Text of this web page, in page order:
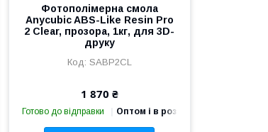
Фотополімерна смола
Anycubic ABS-Like Resin Pro
2 Clear, прозора, 1кг, для 3D-
друку
SABP2CL
1 870 ₴
Готово до відправки Оптом і в роздріб